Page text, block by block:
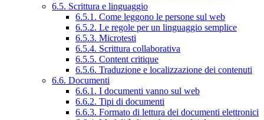
6.5. Scrittura e linguaggio
6.5.1. Come leggono le persone sul web
6.5.2. Le regole per un linguaggio semplice
6.5.3. Microtesti
6.5.4. Scrittura collaborativa
6.5.5. Content critique
6.5.6. Traduzione e localizzazione dei contenuti
6.6. Documenti
6.6.1. I documenti vanno sul web
6.6.2. Tipi di documenti
6.6.3. Formato di lettura dei documenti elettronici